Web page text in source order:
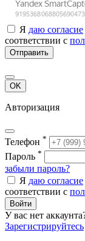
Я даю согласие
соответствии с
Отправить
OK
Авторизация
Телефон *
Пароль *
забыли пароль?
Я даю согласие
соответствии с
Войти
У вас нет
Зарегистрируйтесь